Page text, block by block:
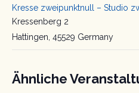
Kresse zweipunktnull – Studio
Kressenberg 2
Hattingen, 45529 Germany
Ähnliche